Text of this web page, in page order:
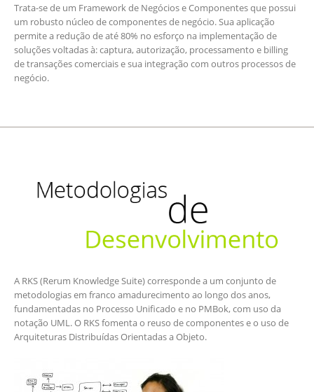
Trata-se de um Framework de Negócios e Componentes que possui
um robusto núcleo de componentes de negócio. Sua aplicação
permite a redução de até 80% no esforço na implementação de
soluções voltadas à: captura, autorização, processamento e billing
de transações comerciais e sua integração com outros processos de
negócio.
A RKS (Rerum Knowledge Suite) corresponde a um conjunto de
metodologias em franco amadurecimento ao longo dos anos,
fundamentadas no Processo Unificado e no PMBok, com uso da
notação UML. O RKS fomenta o reuso de componentes e o uso de
Arquiteturas Distribuídas Orientadas a Objeto.